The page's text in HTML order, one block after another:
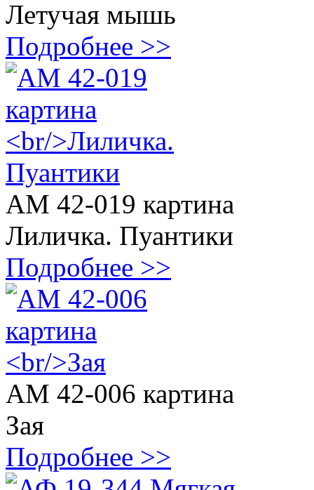
Летучая мышь
Подробнее >>
АМ 42-019 картина
Лиличка. Пуантики
Подробнее >>
АМ 42-006 картина
Зая
Подробнее >>